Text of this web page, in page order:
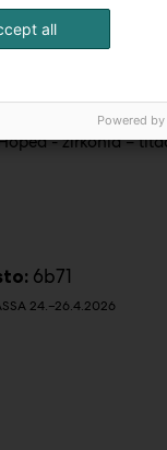
E R W A V E
in rustokorut -
Push in
- zirkonia –
6b71
24.–26.4.2026
all
Powered by